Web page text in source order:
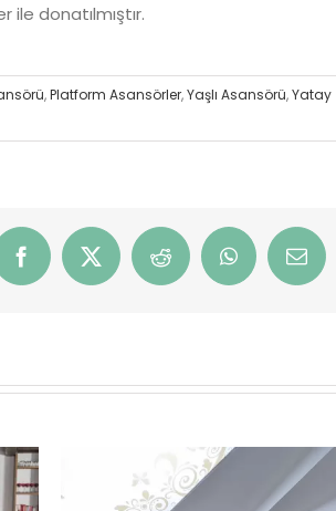
donatılmıştır.
,Platform Asansörler,Yaşlı Asansörü,Yatay
Facebook
X Reddit WhatsAppEmail